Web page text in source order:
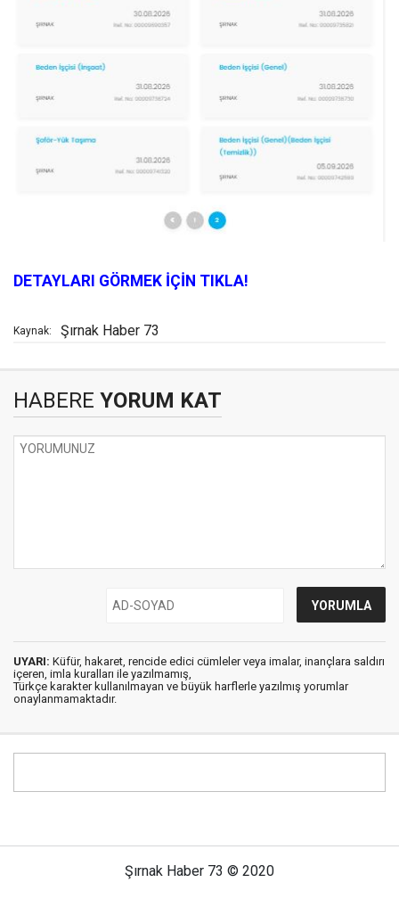
DETAYLARI GÖRMEK İÇİN TIKLA!
Kaynak: Şırnak Haber 73
HABERE YORUM KAT
UYARI: Küfür, hakaret, rencide edici cümleler veya imalar, inançlara saldırı
içeren, imla kuralları ile yazılmamış,
Türkçe karakter kullanılmayan ve büyük harflerle yazılmış yorumlar
onaylanmamaktadır.
Şırnak Haber 73 © 2020